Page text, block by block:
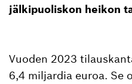
jälkipuoliskon heikon
Vuoden 2023
6,4 miljardia euroa. Se